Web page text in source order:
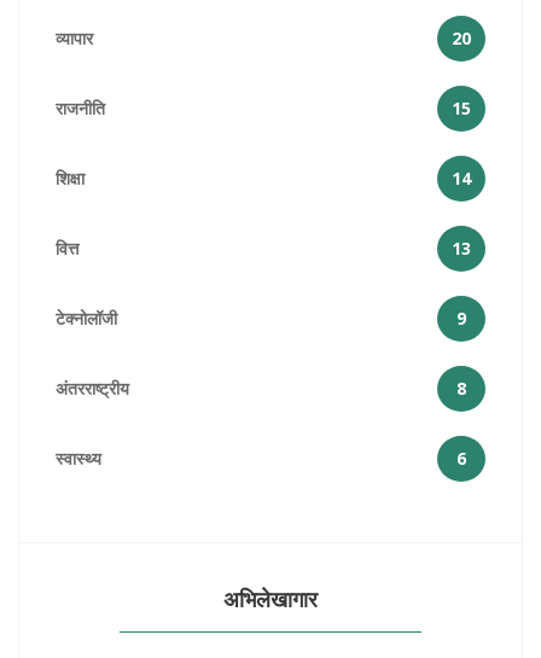
व्यापार 20
राजनीति 15
शिक्षा 14
वित्त 13
टेक्नोलॉजी 9
अंतरराष्ट्रीय 8
स्वास्थ्य 6
अभिलेखागार